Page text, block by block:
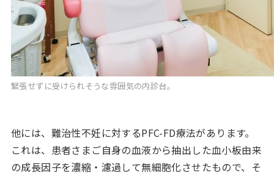
緊張せずに受けられそうな雰囲気の内診台。
他には、難治性不妊に対するPFC-FD療法があります。
これは、患者さまご自身の血液から抽出した血小板由来
の成長因子を濃縮・濾過して無細胞化させたもので、そ